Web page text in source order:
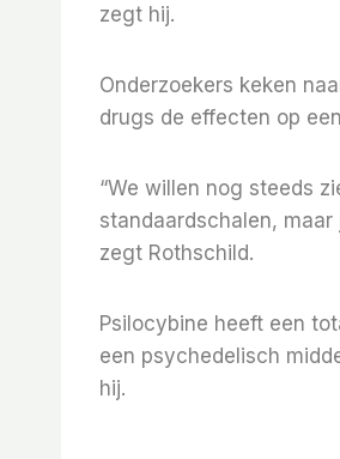
zegt hij.
Onderzoekers keken
drugs de effecten op
“We willen nog steeds
standaardschalen,
zegt Rothschild.
Psilocybine heeft een
een ​​psychedelisch
hij.